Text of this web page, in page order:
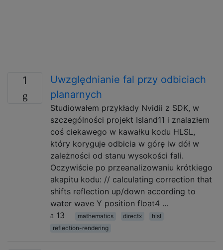
1
Uwzględnianie fal przy odbiciach
planarnych
Studiowałem przykłady Nvidii z SDK, w
szczególności projekt Island11 i znalazłem
coś ciekawego w kawałku kodu HLSL,
który koryguje odbicia w górę iw dół w
zależności od stanu wysokości fali.
Oczywiście po przeanalizowaniu krótkiego
akapitu kodu: // calculating correction that
shifts reflection up/down according to
water wave Y position float4 …
13
mathematics directx
hlsl
reflection-rendering